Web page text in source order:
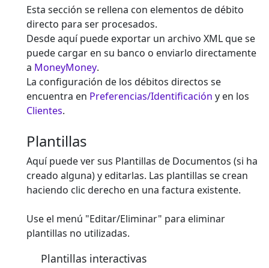
Esta sección se rellena con elementos de débito
directo para ser procesados.
Desde aquí puede exportar un archivo XML que se
puede cargar en su banco o enviarlo directamente
a MoneyMoney.
La configuración de los débitos directos se
encuentra en Preferencias/Identificación y en los
Clientes.
Plantillas
Aquí puede ver sus Plantillas de Documentos (si ha
creado alguna) y editarlas. Las plantillas se crean
haciendo clic derecho en una factura existente.
Use el menú "Editar/Eliminar" para eliminar
plantillas no utilizadas.
Plantillas interactivas